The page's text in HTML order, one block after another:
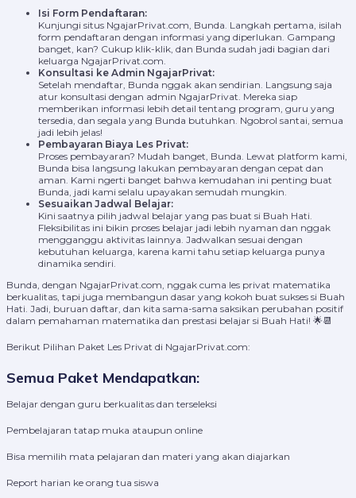
Isi Form Pendaftaran:
Kunjungi situs NgajarPrivat.com, Bunda. Langkah pertama, isilah
form pendaftaran dengan informasi yang diperlukan. Gampang
banget, kan? Cukup klik-klik, dan Bunda sudah jadi bagian dari
keluarga NgajarPrivat.com.
Konsultasi ke Admin NgajarPrivat:
Setelah mendaftar, Bunda nggak akan sendirian. Langsung saja
atur konsultasi dengan admin NgajarPrivat. Mereka siap
memberikan informasi lebih detail tentang program, guru yang
tersedia, dan segala yang Bunda butuhkan. Ngobrol santai, semua
jadi lebih jelas!
Pembayaran Biaya Les Privat:
Proses pembayaran? Mudah banget, Bunda. Lewat platform kami,
Bunda bisa langsung lakukan pembayaran dengan cepat dan
aman. Kami ngerti banget bahwa kemudahan ini penting buat
Bunda, jadi kami selalu upayakan semudah mungkin.
Sesuaikan Jadwal Belajar:
Kini saatnya pilih jadwal belajar yang pas buat si Buah Hati.
Fleksibilitas ini bikin proses belajar jadi lebih nyaman dan nggak
mengganggu aktivitas lainnya. Jadwalkan sesuai dengan
kebutuhan keluarga, karena kami tahu setiap keluarga punya
dinamika sendiri.
Bunda, dengan NgajarPrivat.com, nggak cuma les privat matematika
berkualitas, tapi juga membangun dasar yang kokoh buat sukses si Buah
Hati. Jadi, buruan daftar, dan kita sama-sama saksikan perubahan positif
dalam pemahaman matematika dan prestasi belajar si Buah Hati! 🌟📆
Berikut Pilihan Paket Les Privat di NgajarPrivat.com:
Semua Paket Mendapatkan:
Belajar dengan guru berkualitas dan terseleksi
Pembelajaran tatap muka ataupun online
Bisa memilih mata pelajaran dan materi yang akan diajarkan
Report harian ke orang tua siswa